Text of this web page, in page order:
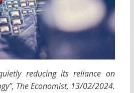
reducing its reliance on
The Economist, 13/02/2024.